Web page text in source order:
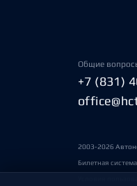
Общие
+7 (831)
2003-2026
Билетная